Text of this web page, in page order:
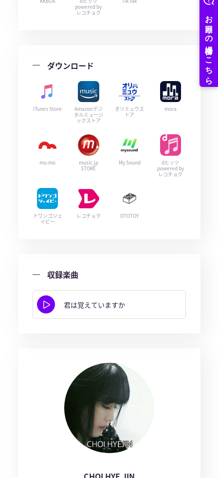
powered by
レコチョク
ダウンロード
iTunes Store
Amazonデジ
タルミュージ
ックストア
オリミュウス
トア
mora
mu-mo
music.jp
STORE
My Sound
dヒッツ
powered by
レコチョク
ドワンゴジェ
イピー
レコチョク OTOTOY
収録楽曲
君は覚えていますか